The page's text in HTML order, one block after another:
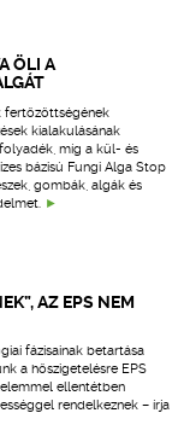
ÖLI A
fertőzöttségének
kialakulásának
míg a kül- és
bázisú Fungi Alga Stop
gombák, algák és
AZ EPS NEM
fázisainak betartása
a hőszigetelésre EPS
ellentétben
rendelkeznek – írja